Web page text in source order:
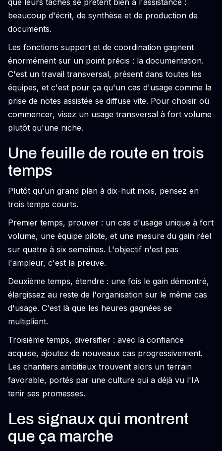
que leurs tâches se prêtent bien à l'assistance :
beaucoup d'écrit, de synthèse et de production de
documents.
Les fonctions support et de coordination gagnent
énormément sur un point précis : la documentation.
C'est un travail transversal, présent dans toutes les
équipes, et c'est pour ça qu'un cas d'usage comme la
prise de notes assistée se diffuse vite. Pour choisir où
commencer, visez un usage transversal à fort volume
plutôt qu'une niche.
Une feuille de route en trois
temps
Plutôt qu'un grand plan à dix-huit mois, pensez en
trois temps courts.
Premier temps, prouver : un cas d'usage unique à fort
volume, une équipe pilote, et une mesure du gain réel
sur quatre à six semaines. L'objectif n'est pas
l'ampleur, c'est la preuve.
Deuxième temps, étendre : une fois le gain démontré,
élargissez au reste de l'organisation sur le même cas
d'usage. C'est là que les heures gagnées se
multiplient.
Troisième temps, diversifier : avec la confiance
acquise, ajoutez de nouveaux cas progressivement.
Les chantiers ambitieux trouvent alors un terrain
favorable, portés par une culture qui a déjà vu l'IA
tenir ses promesses.
Les signaux qui montrent
que ça marche